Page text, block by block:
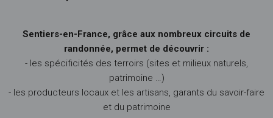
Sentiers-en-France, grâce aux nombreux circuits de
randonnée, permet de découvrir :
- les spécificités des terroirs (sites et milieux naturels,
patrimoine …)
- les producteurs locaux et les artisans, garants du savoir-faire
et du patrimoine